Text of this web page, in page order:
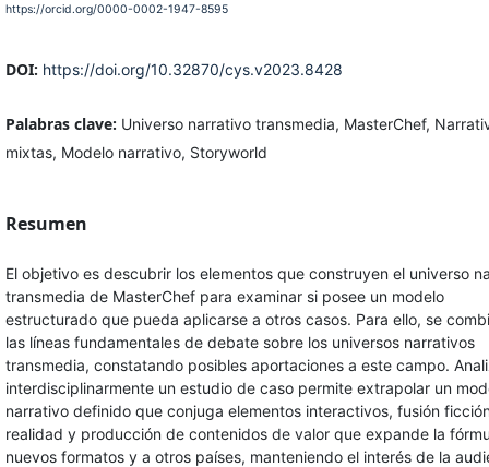
https://orcid.org/0000-0002-1947-8595
DOI: https://doi.org/10.32870/cys.v2023.8428
Palabras clave: Universo narrativo transmedia, MasterChef,
mixtas, Modelo narrativo, Storyworld
Resumen
El objetivo es descubrir los elementos que construyen el universo
transmedia de MasterChef para examinar si posee un modelo
estructurado que pueda aplicarse a otros casos. Para ello, se
las líneas fundamentales de debate sobre los universos narrativos
transmedia, constatando posibles aportaciones a este campo.
interdisciplinarmente un estudio de caso permite extrapolar un
narrativo definido que conjuga elementos interactivos, fusión
realidad y producción de contenidos de valor que expande la
nuevos formatos y a otros países, manteniendo el interés de la